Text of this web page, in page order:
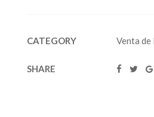
CATEGORY Venta de
SHARE